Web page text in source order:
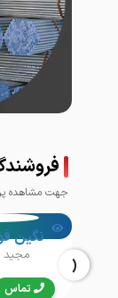
جهت مشاهده
نگین
مجید
تماس
‹